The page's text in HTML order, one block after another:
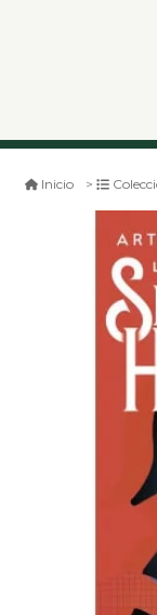
Inicio